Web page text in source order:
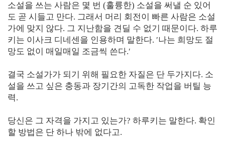
소설을 쓰는 사람은 몇 번 (훌륭한) 소설을 써낼 순 있어
도 곧 시들고 만다. 그래서 머리 회전이 빠른 사람은 소설
가에 맞지 않다. 그 지난함을 견딜 수 없기 때문이다. 하루
키는 이사크 디네센을 인용하며 말한다. ′나는 희망도 절
망도 없이 매일매일 조금씩 쓴다.′
결국 소설가가 되기 위해 필요한 자질은 단 두가지다. 소
설을 쓰고 싶은 충동과 장기간의 고독한 작업을 버틸 능
력.
당신은 그 자격을 가지고 있는가? 하루키는 말한다. 확인
할 방법은 단 하나 밖에 없다고.